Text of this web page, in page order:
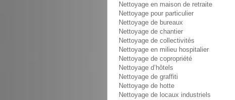
Nettoyage en maison de retraite
Nettoyage pour particulier
Nettoyage de bureaux
Nettoyage de chantier
Nettoyage de collectivités
Nettoyage en milieu hospitalier
Nettoyage de copropriété
Nettoyage d’hôtels
Nettoyage de graffiti
Nettoyage de hotte
Nettoyage de locaux industriels